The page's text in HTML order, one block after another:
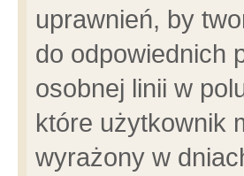
uprawnień, by
do odpowiednich
osobnej linii w
które użytkownik
wyrażony w